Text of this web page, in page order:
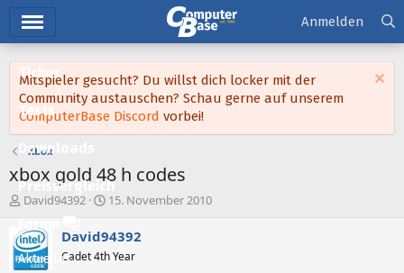
Ticker
Tests
Downloads
Preisvergleich
Forum
Aktuelles
Anmelden
Mitspieler gesucht? Du willst dich locker mit der
Community austauschen? Schau gerne auf unserem
ComputerBase Discord vorbei!
Xbox
xbox gold 48 h codes
E
r
s
t
e
David94392
E
s
e
15. November 2010
David94392
Cadet 4th Year